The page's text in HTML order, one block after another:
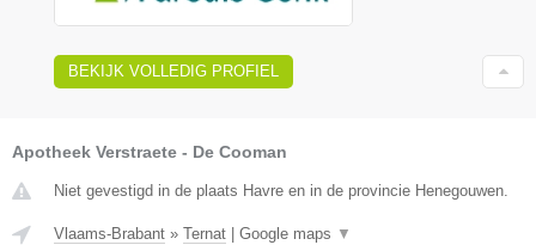
BEKIJK VOLLEDIG PROFIEL
Apotheek Verstraete - De Cooman
Niet gevestigd in de plaats Havre en in de provincie Henegouwen.
Vlaams-Brabant » Ternat Google maps ▼